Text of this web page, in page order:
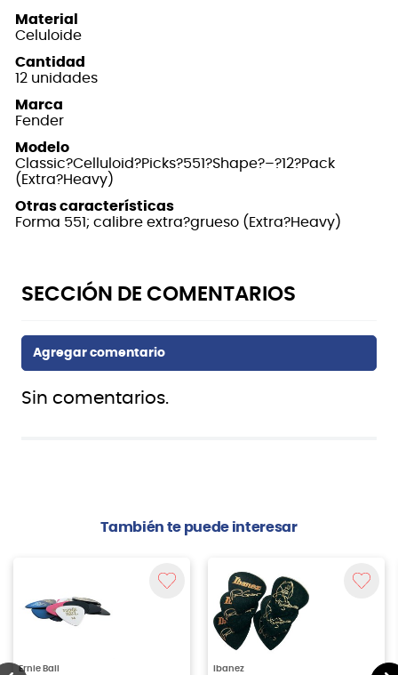
Material
Celuloide
Cantidad
12 unidades
Marca
Fender
Modelo
Classic?Celluloid?Picks?551?Shape?–?12?Pack
(Extra?Heavy)
Otras características
Forma 551; calibre extra?grueso (Extra?Heavy)
Sin comentarios.
También te puede interesar
Ernie Ball Ibanez